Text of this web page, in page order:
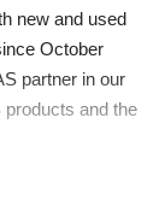
new and used
October
partner in our
products and the